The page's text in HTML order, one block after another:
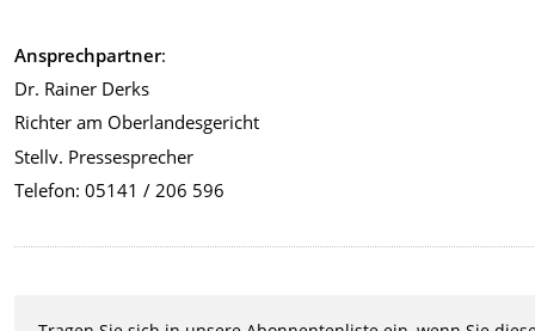
Ansprechpartner:
Dr. Rainer Derks
Richter am Oberlandesgericht
Stellv. Pressesprecher
Telefon: 05141 / 206 596